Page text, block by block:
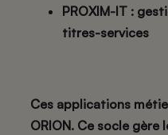
PROXIM-IT :
titres-services
Ces applications
ORION. Ce socle